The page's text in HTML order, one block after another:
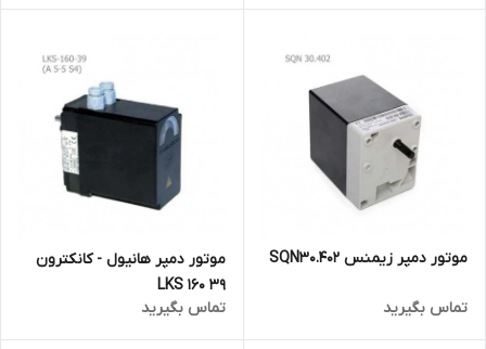
موتور دمپر زیمنس SQN30.402
تماس بگیرید
موتور دمپر هانیول - کانکترون
LKS 160 39
تماس بگیرید